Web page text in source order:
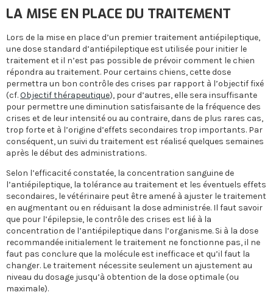
LA MISE EN PLACE DU TRAITEMENT
Lors de la mise en place d’un premier traitement antiépileptique,
une dose standard d’antiépileptique est utilisée pour initier le
traitement et il n’est pas possible de prévoir comment le chien
répondra au traitement. Pour certains chiens, cette dose
permettra un bon contrôle des crises par rapport à l’objectif fixé
(cf.Objectif thérapeutique), pour d’autres, elle sera insuffisante
pour permettre une diminution satisfaisante de la fréquence des
crises et de leur intensité ou au contraire, dans de plus rares cas,
trop forte et à l’origine d’effets secondaires trop importants. Par
conséquent, un suivi du traitement est réalisé quelques semaines
après le début des administrations.
Selon l’efficacité constatée, la concentration sanguine de
l’antiépileptique, la tolérance au traitement et les éventuels effets
secondaires, le vétérinaire peut être amené à ajuster le traitement
en augmentant ou en réduisant la dose administrée. Il faut savoir
que pour l’épilepsie, le contrôle des crises est lié à la
concentration de l’antiépileptique dans l’organisme. Si à la dose
recommandée initialement le traitement ne fonctionne pas, il ne
faut pas conclure que la molécule est inefficace et qu’il faut la
changer. Le traitement nécessite seulement un ajustement au
niveau du dosage jusqu’à obtention de la dose optimale (ou
maximale).